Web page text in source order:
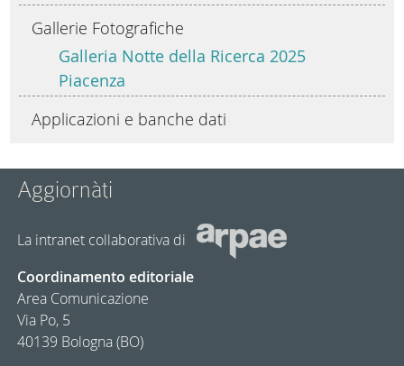
Gallerie Fotografiche
Galleria Notte della Ricerca 2025
Piacenza
Applicazioni e banche dati
Aggiornàti
La intranet collaborativa di
Coordinamento editoriale
Area Comunicazione
Via Po, 5
40139 Bologna (BO)